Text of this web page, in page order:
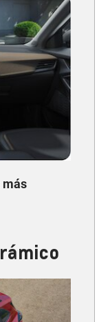
más